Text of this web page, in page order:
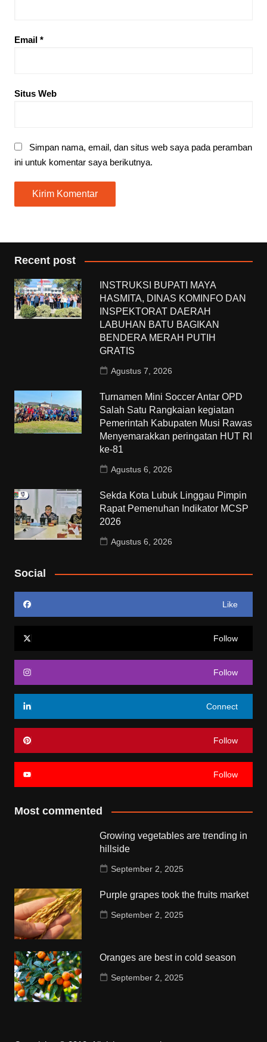
Email *
Situs Web
Simpan nama, email, dan situs web saya pada peramban
ini untuk komentar saya berikutnya.
Recent post
INSTRUKSI BUPATI MAYA
HASMITA, DINAS KOMINFO DAN
INSPEKTORAT DAERAH
LABUHAN BATU BAGIKAN
BENDERA MERAH PUTIH
GRATIS
Agustus 7, 2026
Turnamen Mini Soccer Antar OPD
Salah Satu Rangkaian kegiatan
Pemerintah Kabupaten Musi Rawas
Menyemarakkan peringatan HUT RI
ke-81
Agustus 6, 2026
Sekda Kota Lubuk Linggau Pimpin
Rapat Pemenuhan Indikator MCSP
2026
Agustus 6, 2026
Social
Like
Follow
Follow
Connect
Follow
Follow
Most commented
Growing vegetables are trending in
hillside
September 2, 2025
Purple grapes took the fruits market
September 2, 2025
Oranges are best in cold season
September 2, 2025